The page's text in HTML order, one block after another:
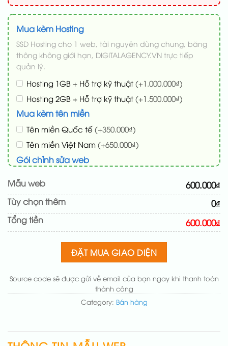
Mua kèm Hosting
SSD Hosting cho 1 web, tài nguyên dùng chung, băng
thông không giới hạn, DIGITALAGENCY.VN trực tiếp
quản lý.
Hosting 1GB + Hỗ trợ kỹ thuật (+1.000.000₫)
Hosting 2GB + Hỗ trợ kỹ thuật (+1.500.000₫)
Mua kèm tên miền
Tên miền Quốc tế (+350.000₫)
Tên miền Việt Nam (+650.000₫)
Gói chỉnh sửa web
Thay logo + thông tin doanh nghiệp
(+50.000₫)
Đổi màu chủ đạo theo tông của logo
Sửa danh mục và sắp xếp lại đề mục menu cho
chuẩn(+200.000₫)
Thay đổi bố cục trang chủ (đơn giản)
Thêm các nút liên hệ nhanh(+50.000₫)
Mẫu web 600.000₫
Tùy chọn thêm 0₫
Tổng tiền 600.000₫
ĐẶT MUA GIAO DIỆN
Source code sẽ được gửi về email của bạn ngay khi thanh toán
thành công
Category: Bán hàng